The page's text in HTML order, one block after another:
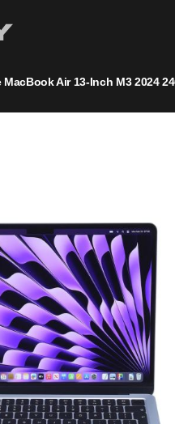
Air 13-Inch M3 2024